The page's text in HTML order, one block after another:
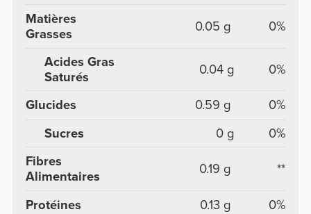
Matières
Grasses
0.05 g 0%
Acides Gras
Saturés
0.04 g 0%
Glucides 0.59 g
0%
Sucres
0 g
0%
Fibres
Alimentaires
0.19 g **
Protéines 0.13 g
0%